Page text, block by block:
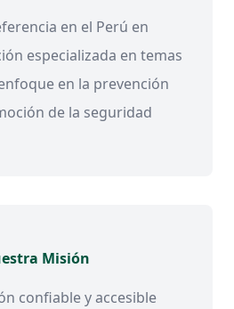
en el Perú en
especializada en temas
en la prevención
de la seguridad
Misión
confiable y accesible